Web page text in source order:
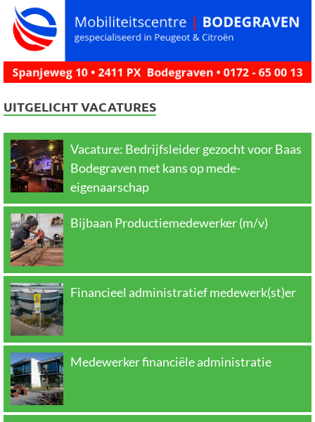
UITGELICHT VACATURES
Vacature: Bedrijfsleider gezocht voor Baas
Bodegraven met kans op mede-
eigenaarschap
Bijbaan Productiemedewerker (m/v)
Financieel administratief medewerk(st)er
Medewerker financiële administratie